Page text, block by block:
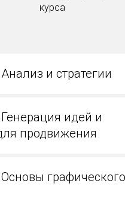
курса
Анализ и стратегии
Генерация идей и
продвижения
Основы графического